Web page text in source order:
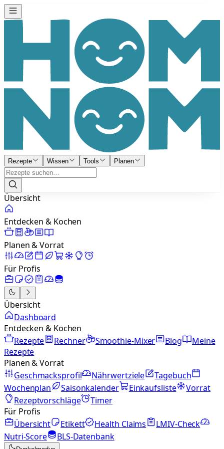
Rezepte Wissen Tools Planen
Übersicht
Entdecken & Kochen
Planen & Vorrat
Für Profis
Übersicht
Dashboard
Entdecken & Kochen
Rezepte
Rechner Smoothie-Mixer Blog
Meine
Rezepte
Planen & Vorrat
Geschmacksprofil
Nährwertziele
Tagebuch
Wochenplan
Saisonkalender Einkaufsliste
Vorrat
Rezeptvorschläge
Timer
Für Profis
Übersicht
Etikett Health Claims
LMIV-Check
Nutri-Score
BLS-Datenbank